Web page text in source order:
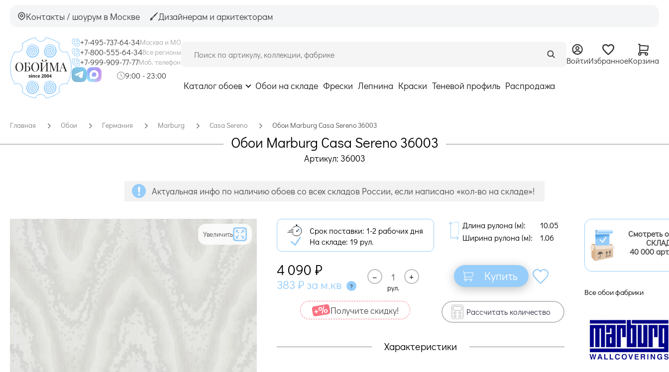
Контакты / шоурум в Москве Дизайнерам и архитекторам
+7-495-737-64-34Москва и МО
+7-800-555-64-34Все регионы
+7-999-909-77-77Моб. телефон
9:00 - 23:00
ВойтиИзбранноеКорзина
Каталог обоев Обои на складе Фрески Лепнина Краски Теневой профиль Распродажа
Главная Обои Германия Marburg Casa Sereno Обои Marburg Casa Sereno 36003
Обои Marburg Casa Sereno 36003
Артикул: 36003
Актуальная инфо по наличию обоев со всех складов России, если написано «кол-во на складе»!
Увеличить
Срок поставки: 1-2 рабочих дня
На складе: 19 рул.
Длина рулона (м):
10.05
Ширина рулона (м):
1.06
4 090 ₽
383 ₽ за м.кв
–
рул.
+ Купить
Получите cкидку! Рассчитать количество
Характеристики
Смотреть
40 000
Все обои фабрики